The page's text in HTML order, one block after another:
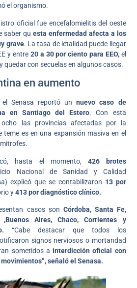
el organismo.
oficial fue encefalomielitis del oeste
saber qu esta enfermedad afecta a los
grave. La tasa de letalidad puede llegar
y entre 20 a 30 por ciento para EEO,el
quedar con secuelas en algunos casos.
en aumento
el Senasa reportó unnuevo caso de
en Santiago del Estero. Con esta
las provincias afectadas por la
teme es en una expansión masiva en el
hasta el momento, 426 brotes
Nacional de Sanidad y Calidad
explicó que se contabilizaron 13 por
y413 por diagnóstico clínico.
casos son Córdoba, Santa Fe,
Aires, Chaco, Corrientes y
“Cabe destacar que todos los
signos nerviosos o mortandad
sometidos a interdicción oficial con
señaló el Senasa.